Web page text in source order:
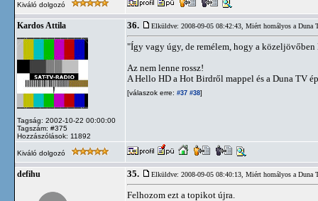
Kiváló dolgozó
Kardos Attila
Tagság: 2002-10-22 00:00:00
Tagszám: #375
Hozzászólások: 11892
36. Elküldve: 2008-09-05 08:42:43, Miért homályos a Duna
"Így vagy úgy, de remélem, hogy a
Az nem lenne rossz!
A Hello HD a Hot Birdről mappel és a Duna TV
[válaszok erre: #37 #38]
Kiváló dolgozó
defihu 35. Elküldve: 2008-09-05 08:40:13, Miért homályos a Duna
Felhozom ezt a topikot újra.